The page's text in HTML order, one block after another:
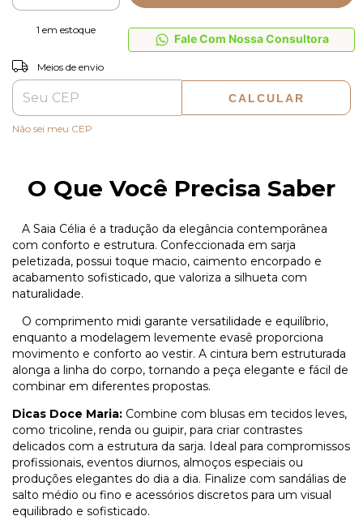
1 em estoque
Fale Com Nossa Consultora
Entregas para o CEP:
Meios de envio
CALCULAR
Não sei meu CEP
O Que Você Precisa Saber
A Saia Célia é a tradução da elegância contemporânea
com conforto e estrutura. Confeccionada em sarja
peletizada, possui toque macio, caimento encorpado e
acabamento sofisticado, que valoriza a silhueta com
naturalidade.
O comprimento midi garante versatilidade e equilíbrio,
enquanto a modelagem levemente evasê proporciona
movimento e conforto ao vestir. A cintura bem estruturada
alonga a linha do corpo, tornando a peça elegante e fácil de
combinar em diferentes propostas.
Dicas Doce Maria: Combine com blusas em tecidos leves,
como tricoline, renda ou guipir, para criar contrastes
delicados com a estrutura da sarja. Ideal para compromissos
profissionais, eventos diurnos, almoços especiais ou
produções elegantes do dia a dia. Finalize com sandálias de
salto médio ou fino e acessórios discretos para um visual
equilibrado e sofisticado.